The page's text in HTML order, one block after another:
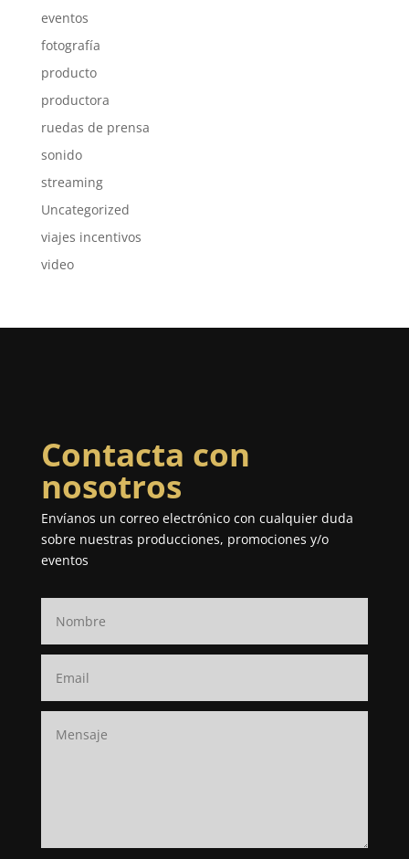
eventos
fotografía
producto
productora
ruedas de prensa
sonido
streaming
Uncategorized
viajes incentivos
video
Contacta con
nosotros
Envíanos un correo electrónico con cualquier duda
sobre nuestras producciones, promociones y/o
eventos